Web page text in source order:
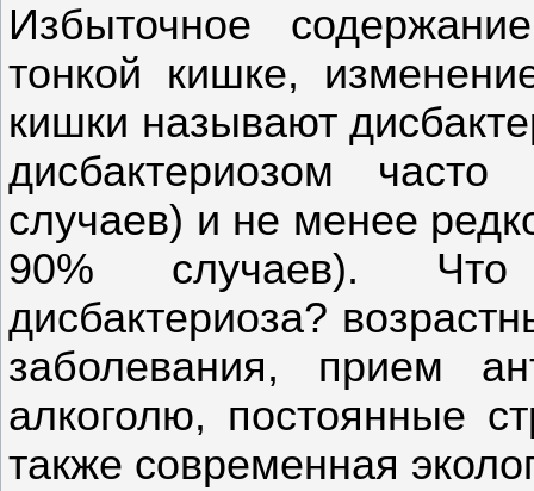
Избыточное
тонкой кишке,
кишки называют
дисбактериозом
случаев) и не менее
90% случаев).
дисбактериоза?
заболевания, прием
алкоголю, постоянные
также современная